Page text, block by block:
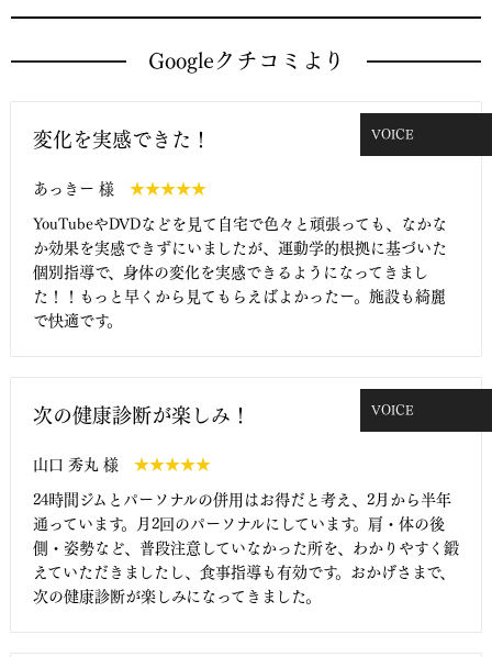
Googleクチコミより
変化を実感できた！
あっきー 様 ★★★★★
YouTubeやDVDなどを見て自宅で色々と頑張っても、なかな
か効果を実感できずにいましたが、運動学的根拠に基づいた
個別指導で、身体の変化を実感できるようになってきまし
た！！もっと早くから見てもらえばよかったー。施設も綺麗
で快適です。
VOICE
次の健康診断が楽しみ！
山口 秀丸 様 ★★★★★
24時間ジムとパーソナルの併用はお得だと考え、2月から半年
通っています。月2回のパーソナルにしています。肩・体の後
側・姿勢など、普段注意していなかった所を、わかりやすく鍛
えていただきましたし、食事指導も有効です。おかげさまで、
次の健康診断が楽しみになってきました。
VOICE